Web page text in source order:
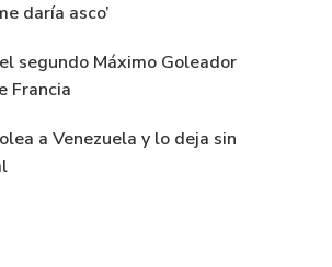
daría asco’
segundo Máximo Goleador
Francia
a Venezuela y lo deja sin